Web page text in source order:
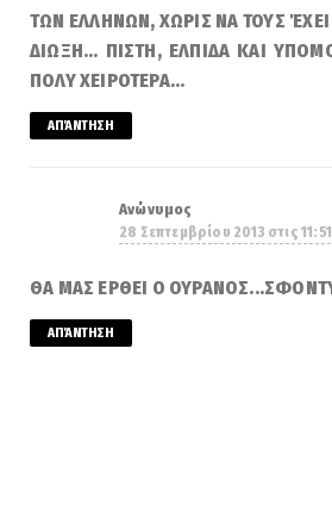
ΤΩΝ ΕΛΛΗΝΩΝ, ΧΩΡΙΣ ΝΑ ΤΟΥΣ
ΔΙΩΞΗ... ΠΙΣΤΗ, ΕΛΠΙΔΑ ΚΑΙ
ΠΟΛΥ ΧΕΙΡΟΤΕΡΑ...
ΑΠΆΝΤΗΣΗ
Ανώνυμος
28 Σεπτεμβρίου 2013 στις
ΘΑ ΜΑΣ ΕΡΘΕΙ Ο
ΑΠΆΝΤΗΣΗ